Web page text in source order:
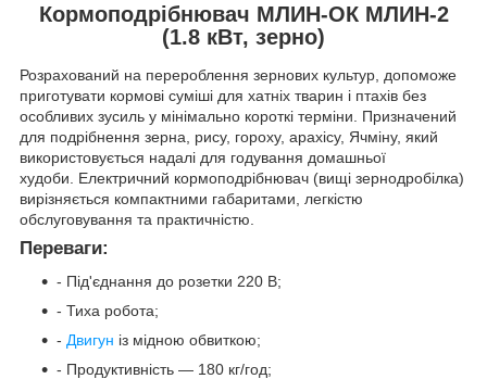
Кормоподрібнювач МЛИН-ОК МЛИН-2
(1.8 кВт, зерно)
Розрахований на перероблення зернових культур, допоможе
приготувати кормові суміші для хатніх тварин і птахів без
особливих зусиль у мінімально короткі терміни. Призначений
для подрібнення зерна, рису, гороху, арахісу, Ячміну, який
використовується надалі для годування домашньої
худоби. Електричний кормоподрібнювач (вищі зернодробілка)
вирізняється компактними габаритами, легкістю
обслуговування та практичністю.
Переваги:
- Під'єднання до розетки 220 В;
- Тиха робота;
- Двигун із мідною обвиткою;
- Продуктивність — 180 кг/год;